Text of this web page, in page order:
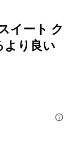
イート ク
より良い